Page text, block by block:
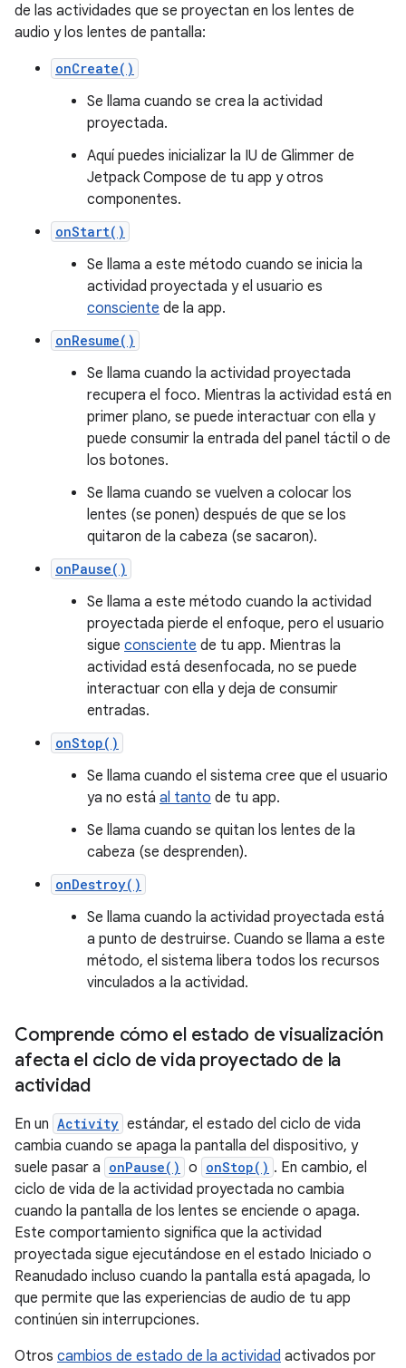
de las actividades que se proyectan en los lentes de
audio y los lentes de pantalla:
onCreate()
Se llama cuando se crea la actividad
proyectada.
Aquí puedes inicializar la IU de Glimmer de
Jetpack Compose de tu app y otros
componentes.
onStart()
Se llama a este método cuando se inicia la
actividad proyectada y el usuario es
consciente de la app.
onResume()
Se llama cuando la actividad proyectada
recupera el foco. Mientras la actividad está en
primer plano, se puede interactuar con ella y
puede consumir la entrada del panel táctil o de
los botones.
Se llama cuando se vuelven a colocar los
lentes (se ponen) después de que se los
quitaron de la cabeza (se sacaron).
onPause()
Se llama a este método cuando la actividad
proyectada pierde el enfoque, pero el usuario
sigue consciente de tu app. Mientras la
actividad está desenfocada, no se puede
interactuar con ella y deja de consumir
entradas.
onStop()
Se llama cuando el sistema cree que el usuario
ya no está al tanto de tu app.
Se llama cuando se quitan los lentes de la
cabeza (se desprenden).
onDestroy()
Se llama cuando la actividad proyectada está
a punto de destruirse. Cuando se llama a este
método, el sistema libera todos los recursos
vinculados a la actividad.
Comprende cómo el estado de visualización
afecta el ciclo de vida proyectado de la
actividad
En un Activity estándar, el estado del ciclo de vida
cambia cuando se apaga la pantalla del dispositivo, y
suele pasar a onPause() o onStop() . En cambio, el
ciclo de vida de la actividad proyectada no cambia
cuando la pantalla de los lentes se enciende o apaga.
Este comportamiento significa que la actividad
proyectada sigue ejecutándose en el estado Iniciado o
Reanudado incluso cuando la pantalla está apagada, lo
que permite que las experiencias de audio de tu app
continúen sin interrupciones.
Otros cambios de estado de la actividad activados por